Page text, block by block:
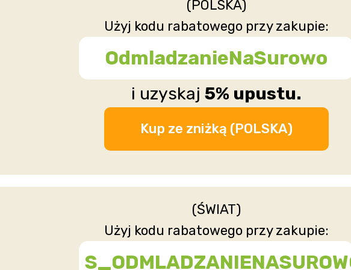
(POLSKA)
Użyj kodu rabatowego przy zakupie:
OdmladzanieNaSurowo
i uzyskaj 5% upustu.
Kup ze zniżką (POLSKA)
(ŚWIAT)
Użyj kodu rabatowego przy zakupie: